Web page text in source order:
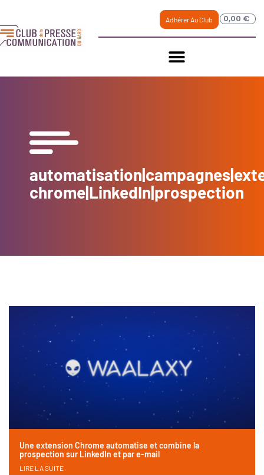
Adhérer Au Club 0,00 €
chrome|LinkedIn|prospection
Une extension Chrome automatise et combine la
prospection sur LinkedIn et par e-mail
LIRE LA SUITE